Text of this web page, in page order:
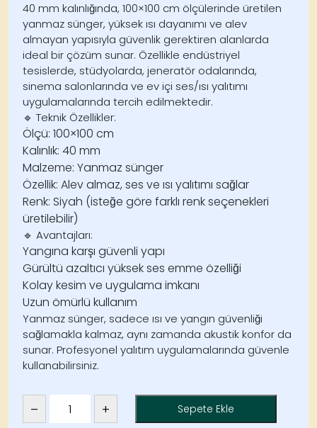
40 mm kalınlığında, 100×100 cm ölçülerinde üretilen
yanmaz sünger, yüksek ısı dayanımı ve alev
almayan yapısıyla güvenlik gerektiren alanlarda
ideal bir çözüm sunar. Özellikle endüstriyel
tesislerde, stüdyolarda, jeneratör odalarında,
sinema salonlarında ve ev içi ses/ısı yalıtımı
uygulamalarında tercih edilmektedir.
🔹 Teknik Özellikler:
Ölçü: 100×100 cm
Kalınlık: 40 mm
Malzeme: Yanmaz sünger
Özellik: Alev almaz, ses ve ısı yalıtımı sağlar
Renk: Siyah (isteğe göre farklı renk seçenekleri
üretilebilir)
🔹 Avantajları:
Yangına karşı güvenli yapı
Gürültü azaltıcı yüksek ses emme özelliği
Kolay kesim ve uygulama imkanı
Uzun ömürlü kullanım
Yanmaz sünger, sadece ısı ve yangın güvenliği
sağlamakla kalmaz, aynı zamanda akustik konfor da
sunar. Profesyonel yalıtım uygulamalarında güvenle
kullanabilirsiniz.
Yanmaz
– + Sepete Ekle